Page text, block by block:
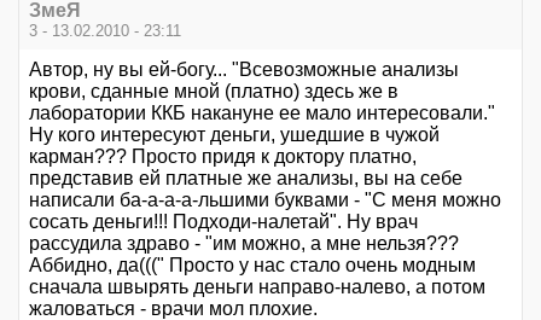
ЗмеЯ
3 - 13.02.2010 - 23:11
Автор, ну вы ей-богу... "Всевозможные анализы
крови, сданные мной (платно) здесь же в
лаборатории ККБ накануне ее мало интересовали."
Ну кого интересуют деньги, ушедшие в чужой
карман??? Просто придя к доктору платно,
представив ей платные же анализы, вы на себе
написали ба-а-а-а-льшими буквами - "С меня можно
сосать деньги!!! Подходи-налетай". Ну врач
рассудила здраво - "им можно, а мне нельзя???
Аббидно, да(((" Просто у нас стало очень модным
сначала швырять деньги направо-налево, а потом
жаловаться - врачи мол плохие.